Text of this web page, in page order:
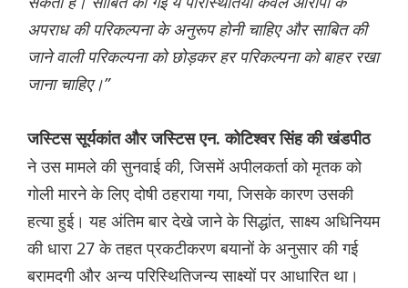
अपराध की परिकल्पना के अनुरूप होनी चाहिए और साबित की
जाने वाली परिकल्पना को छोड़कर हर परिकल्पना को बाहर रखा
जाना चाहिए।”
जस्टिस सूर्यकांत और जस्टिस एन. कोटिश्वर सिंह की खंडपीठ
ने उस मामले की सुनवाई की, जिसमें अपीलकर्ता को मृतक को
गोली मारने के लिए दोषी ठहराया गया, जिसके कारण उसकी
हत्या हुई। यह अंतिम बार देखे जाने के सिद्धांत, साक्ष्य अधिनियम
की धारा 27 के तहत प्रकटीकरण बयानों के अनुसार की गई
बरामदगी और अन्य परिस्थितिजन्य साक्ष्यों पर आधारित था।